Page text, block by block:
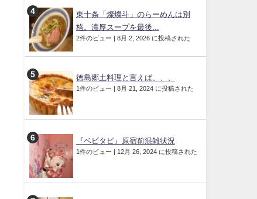
東十条「燦燦斗」のらーめんは別
格。濃厚スープを最後...
2件のビュー | 8月 2, 2026 に投稿された
徳島郷土料理と言えば、、、
1件のビュー | 8月 21, 2024 に投稿された
『ベビタピ』原宿前混雑状況
1件のビュー | 12月 26, 2024 に投稿された